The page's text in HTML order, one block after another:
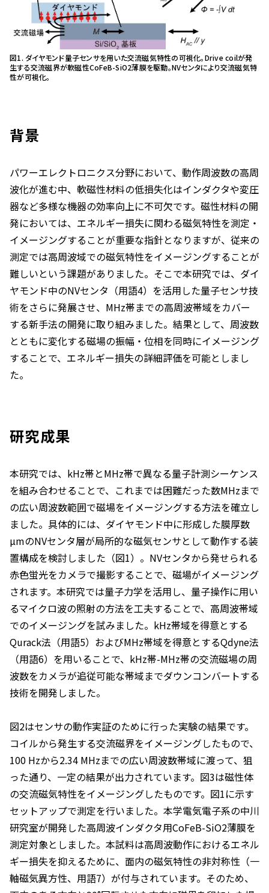
図1. ダイヤモンド量子センサを用いた交流磁気特性の可視化。Drive coilが発
生する交流磁界が軟磁性CoFeB-SiO2薄膜を駆動。NVセンタにより交流磁気特
性が可視化。
背景
パワーエレクトロニクス分野において、動作周波数の高周
波化が進む中、軟磁性材料の低損失化はインダクタや変圧
器など多様な機器の効率向上に不可欠です。磁性材料の開
発においては、エネルギー損失に関わる磁気特性を測定・
イメージングすることが重要な指針となりますが、従来の
測定では高周波域での磁気特性をイメージングすることが
難しいという課題がありました。そこで本研究では、ダイ
ヤモンド中のNVセンタ（用語4）を活用した量子センサ技
術をさらに発展させ、MHz帯までの高周波帯域をカバー
する新手法の開発に取り組みました。結果として、周波数
とともに変化する磁場の振幅・位相を同時にイメージング
することで、エネルギー損失の詳細評価を可能としまし
た。
研究成果
本研究では、kHz帯とMHz帯で異なる量子計測シーケンス
を組み合わせることで、これまでは困難だった数MHzまで
の広い周波数範囲で磁場をイメージングする方法を確立し
ました。具体的には、ダイヤモンド中に形成した膜厚数
µmのNVセンタ層が局所的な磁気センサとして動作する装
置構成を検討しました（図1）。NVセンタから発せられる
赤色蛍光をカメラで撮影することで、磁場がイメージング
されます。本研究では量子力学を活用し、量子操作に用い
るマイクロ波の照射の方法を工夫することで、高周波帯域
でのイメージングを試みました。kHz帯域を得意とする
Qurack法（用語5）およびMHz帯域を得意とするQdyne法
（用語6）を用いることで、kHz帯-MHz帯の交流磁場の周
波数をカメラが追従可能な帯域までダウンコンバートする
技術を開発しました。
図2はセンサの動作実証のために行った実験の結果です。
コイルから発生する交流磁界をイメージングしたもので、
100 Hzから2.34 MHzまでの広い周波数帯域に渡って、狙
った通り、一定の結果が出力されています。図3は磁性体
の交流磁気特性をイメージングしたものです。図1に示す
セットアップで測定を行いました。本学電気電子系の中川
研究室が開発した高周波インダクタ用CoFeB-SiO2薄膜を
測定対象としました。本試料は高周波動作におけるエネル
ギー損失を抑えるために、面内の磁気特性の非対称性（一
軸磁気異方性、用語7）が付与されています。そのため、